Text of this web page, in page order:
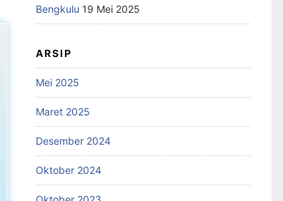
Bengkulu 19 Mei 2025
ARSIP
Mei 2025
Maret 2025
Desember 2024
Oktober 2024